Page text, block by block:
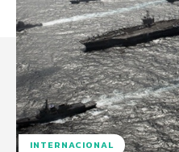
INTERNACIONAL